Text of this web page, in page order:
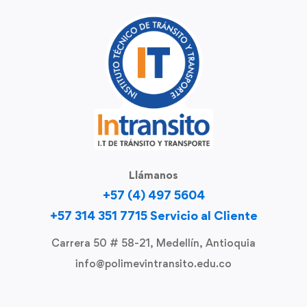
Llámanos
+57 (4) 497 5604
+57 314 351 7715 Servicio al Cliente
Carrera 50 # 58-21, Medellín, Antioquia
info@polimevintransito.edu.co